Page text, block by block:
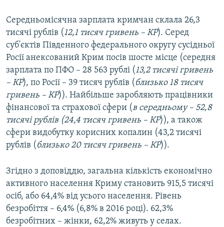
Середньомісячна зарплата кримчан склала 26,3
тисячі рублів (12,1 тисяч гривень – КР). Серед
суб'єктів Південного федерального округу сусідньої
Росії анексований Крим посів шосте місце (середня
зарплата по ПФО – 28 563 рублі (13,2 тисячі гривень
– КР), по Росії – 39 тисяч рублів ( близько 18 тисяч
гривень – КР)). Найбільше заробляють працівники
фінансової та страхової сфери (в середньому – 52,8
тисячі рублів (24,4 тисяч гривень – КР)), а також
сфери видобутку корисних копалин (43,2 тисячі
рублів ( близько 20 тисяч гривень – КР)).
Згідно з доповіддю, загальна кількість економічно
активного населення Криму становить 915,5 тисячі
осіб, або 64,4% від усього населення. Рівень
безробіття – 6,4% (6,8% в 2016 році). 62,3%
безробітних – жінки, 62,2% живуть у селах.